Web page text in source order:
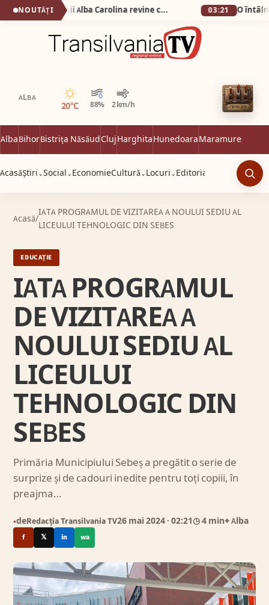
NOUTĂȚI De la 1 Mai: Garda Cetății Alba Carolina revine cu salve de tun și un spectacol istoric de excepție 03:21
ALBA
20°C 88% 2 km/h
Senin
AlbaBihorBistrița NăsăudClujHarghitaHunedoaraMaramureș
AcasăȘtiri ⌄Social ⌄ EconomieCultură ⌄ Locuri ⌄ Editorial
Acasă/
IATA PROGRAMUL DE VIZITAREA A NOULUI SEDIU AL
LICEULUI TEHNOLOGIC DIN SEBES
EDUCAȚIE
IATA PROGRAMUL
DE VIZITAREA A
NOULUI SEDIU AL
LICEULUI
TEHNOLOGIC DIN
SEBES
Primăria Municipiului Sebeș a pregătit o serie de
surprize și de cadouri inedite pentru toți copiii, în
preajma…
●deRedacția Transilvania TV26 mai 2024 · 02:21◷ 4 min⌖ Alba
f 𝕏 in wa